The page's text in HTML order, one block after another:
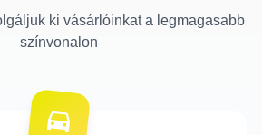
ki vásárlóinkat a legmagasabb
színvonalon